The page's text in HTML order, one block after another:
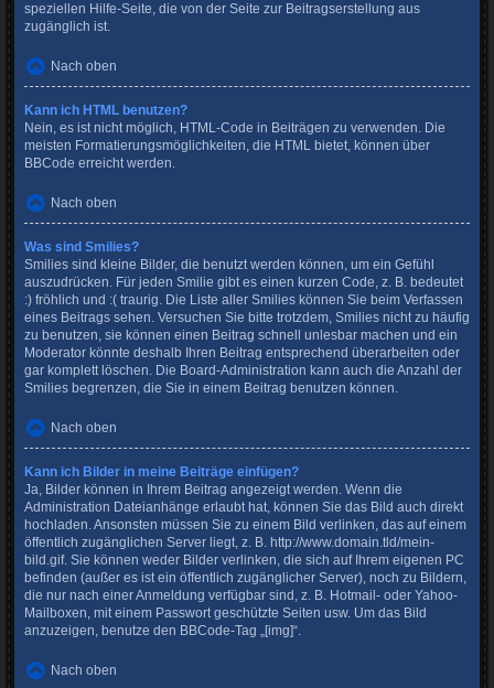
speziellen Hilfe-Seite, die von der Seite zur Beitragserstellung aus
zugänglich ist.
Nach oben
Kann ich HTML benutzen?
Nein, es ist nicht möglich, HTML-Code in Beiträgen zu verwenden. Die
meisten Formatierungsmöglichkeiten, die HTML bietet, können über
BBCode erreicht werden.
Nach oben
Was sind Smilies?
Smilies sind kleine Bilder, die benutzt werden können, um ein Gefühl
auszudrücken. Für jeden Smilie gibt es einen kurzen Code, z. B. bedeutet
:) fröhlich und :( traurig. Die Liste aller Smilies können Sie beim Verfassen
eines Beitrags sehen. Versuchen Sie bitte trotzdem, Smilies nicht zu häufig
zu benutzen, sie können einen Beitrag schnell unlesbar machen und ein
Moderator könnte deshalb Ihren Beitrag entsprechend überarbeiten oder
gar komplett löschen. Die Board-Administration kann auch die Anzahl der
Smilies begrenzen, die Sie in einem Beitrag benutzen können.
Nach oben
Kann ich Bilder in meine Beiträge einfügen?
Ja, Bilder können in Ihrem Beitrag angezeigt werden. Wenn die
Administration Dateianhänge erlaubt hat, können Sie das Bild auch direkt
hochladen. Ansonsten müssen Sie zu einem Bild verlinken, das auf einem
öffentlich zugänglichen Server liegt, z. B. http://www.domain.tld/mein-
bild.gif. Sie können weder Bilder verlinken, die sich auf Ihrem eigenen PC
befinden (außer es ist ein öffentlich zugänglicher Server), noch zu Bildern,
die nur nach einer Anmeldung verfügbar sind, z. B. Hotmail- oder Yahoo-
Mailboxen, mit einem Passwort geschützte Seiten usw. Um das Bild
anzuzeigen, benutze den BBCode-Tag „[img]“.
Nach oben